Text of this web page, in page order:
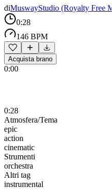
diMuswayStudio (Royalty Free
0:28
146 BPM
Acquista brano
0:00
0:28
Atmosfera/Tema
epic
action
cinematic
Strumenti
orchestra
Altri tag
instrumental